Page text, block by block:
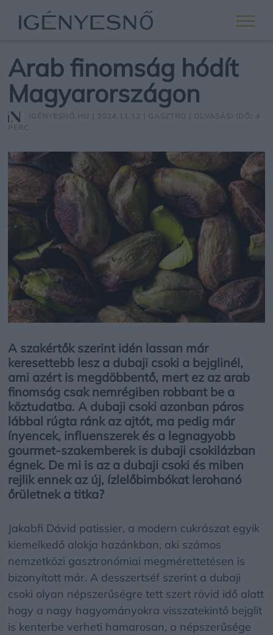
Arab finomság hódít
Magyarországon
A szakértők szerint idén lassan már
keresettebb lesz a dubaji csoki a bejglinél,
ami azért is megdöbbentő, mert ez az arab
finomság csak nemrégiben robbant be a
köztudatba. A dubaji csoki azonban páros
lábbal rúgta ránk az ajtót, ma pedig már
ínyencek, influenszerek és a legnagyobb
gourmet-szakemberek is dubaji csokilázban
égnek. De mi is az a dubaji csoki és miben
rejlik ennek az új, ízlelőbimbókat lerohanó
őrületnek a titka?
Jakabfi Dávid patissier, a modern cukrászat egyik
kiemelkedő alakja hazánkban, aki számos
nemzetközi gasztronómiai megmérettetésen is
bizonyított már. A desszertséf szerint a dubaji
csoki olyan népszerűségre tett szert rövid idő alatt
hogy a nagy hagyományokra visszatekintő bejglit
is kenterbe verheti hamarosan, a népszerűsége